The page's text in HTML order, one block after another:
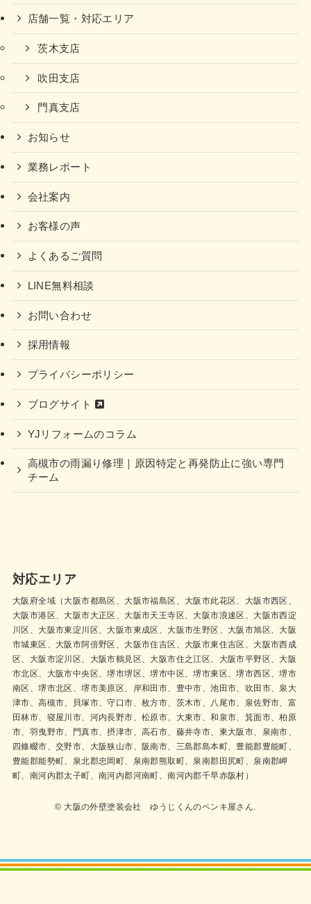
店舗一覧・対応エリア
茨木支店
吹田支店
門真支店
お知らせ
業務レポート
会社案内
お客様の声
よくあるご質問
LINE無料相談
お問い合わせ
採用情報
プライバシーポリシー
ブログサイト
YJリフォームのコラム
高槻市の雨漏り修理｜原因特定と再発防止に強い専門
チーム
対応エリア
大阪府全域（大阪市都島区、大阪市福島区、大阪市此花区、大阪市西区、
大阪市港区、大阪市大正区、大阪市天王寺区、大阪市浪速区、大阪市西淀
川区、大阪市東淀川区、大阪市東成区、大阪市生野区、大阪市旭区、大阪
市城東区、大阪市阿倍野区、大阪市住吉区、大阪市東住吉区、大阪市西成
区、大阪市淀川区、大阪市鶴見区、大阪市住之江区、大阪市平野区、大阪
市北区、大阪市中央区、堺市堺区、堺市中区、堺市東区、堺市西区、堺市
南区、堺市北区、堺市美原区、岸和田市、豊中市、池田市、吹田市、泉大
津市、高槻市、貝塚市、守口市、枚方市、茨木市、八尾市、泉佐野市、富
田林市、寝屋川市、河内長野市、松原市、大東市、和泉市、箕面市、柏原
市、羽曳野市、門真市、摂津市、高石市、藤井寺市、東大阪市、泉南市、
四條畷市、交野市、大阪狭山市、阪南市、三島郡島本町、豊能郡豊能町、
豊能郡能勢町、泉北郡忠岡町、泉南郡熊取町、泉南郡田尻町、泉南郡岬
町、南河内郡太子町、南河内郡河南町、南河内郡千早赤阪村）
© 大阪の外壁塗装会社 ゆうじくんのペンキ屋さん.